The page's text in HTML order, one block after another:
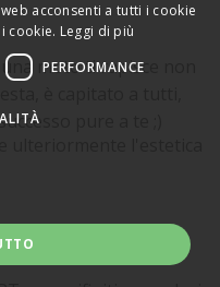
moto ti rapisce non
pure a te ;)
acconsenti a tutti i cookie
cookie. Leggi di più
PERFORMANCE